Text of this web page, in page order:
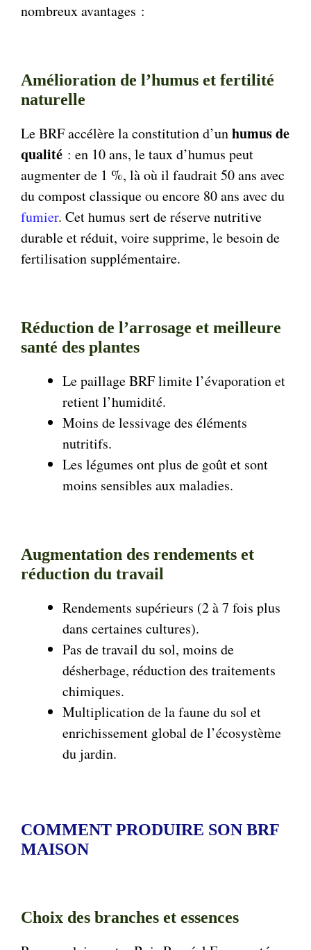
nombreux avantages :
Amélioration de l’humus et fertilité
naturelle
Le BRF accélère la constitution d’unhumus de
qualité : en 10 ans, le taux d’humus peut
augmenter de 1 %, là où il faudrait 50 ans avec
du compost classique ou encore 80 ans avec du
fumier. Cet humus sert de réserve nutritive
durable et réduit, voire supprime, le besoin de
fertilisation supplémentaire.
Réduction de l’arrosage et meilleure
santé des plantes
Le paillage BRF limite l’évaporation et
retient l’humidité.
Moins de lessivage des éléments
nutritifs.
Les légumes ont plus de goût et sont
moins sensibles aux maladies.
Augmentation des rendements et
réduction du travail
Rendements supérieurs (2 à 7 fois plus
dans certaines cultures).
Pas de travail du sol, moins de
désherbage, réduction des traitements
chimiques.
Multiplication de la faune du sol et
enrichissement global de l’écosystème
du jardin.
COMMENT PRODUIRE SON BRF
MAISON
Choix des branches et essences